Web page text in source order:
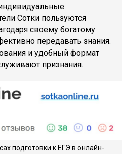
Сотки пользуются
своему богатому
передавать знания.
и удобный формат
признания.
подготовки к ЕГЭ в онлайн-